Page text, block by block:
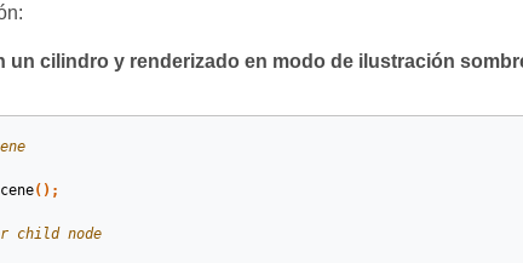
un cilindro y renderizado en modo de ilustración
();
child node